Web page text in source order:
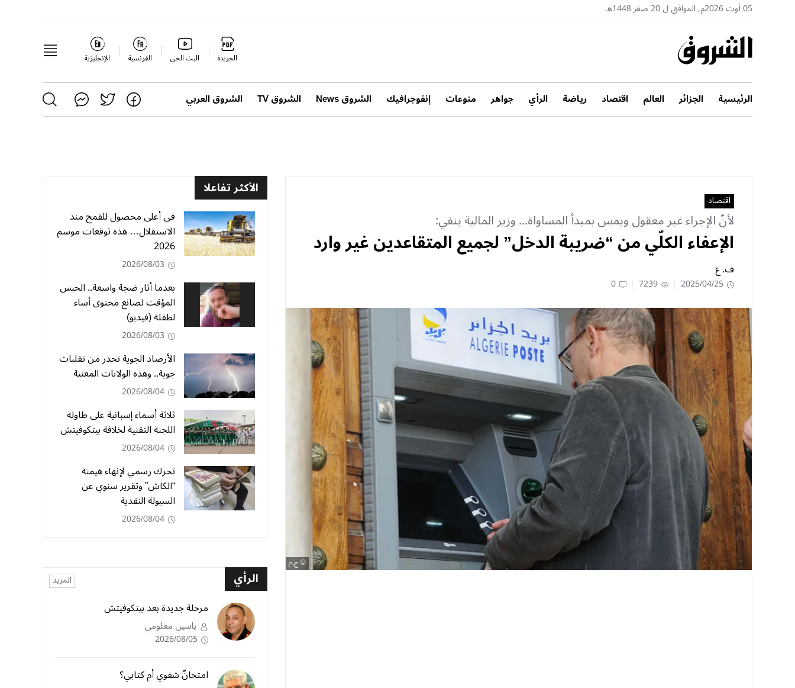
05 أوت 2026م, الموافق ل 20 صفر 1448هـ
الجريدة البث الحي الفرنسية الإنجليزية
الرئيسية الجزائر العالم اقتصاد رياضة الرأي جواهر منوعات إنفوجرافيك الشروق News الشروق TV الشروق العربي
اقتصاد
لأنّ الإجراء غير معقول ويمس بمبدأ المساواة... وزير المالية ينفي:
الإعفاء الكلّي من “ضريبة الدخل” لجميع المتقاعدين غير وارد
ف. ع
2025/04/25
7239
0
ح.م
الأكثر تفاعلا
في أعلى محصول للقمح منذ
الاستقلال… هذه توقعات موسم
2026
2026/08/03
بعدما أثار ضجة واسعة.. الحبس
المؤقت لصانع محتوى أساء
لطفلة (فيديو)
2026/08/03
الأرصاد الجوية تحذر من تقلبات
جوية.. وهذه الولايات المعنية
2026/08/04
ثلاثة أسماء إسبانية على طاولة
اللجنة التقنية لخلافة بيتكوفيتش
2026/08/04
تحرك رسمي لإنهاء هيمنة
“الكاش” وتقرير سنوي عن
السيولة النقدية
2026/08/04
الرأي المزيد
مرحلة جديدة بعد بيتكوفيتش
ياسين معلومي
2026/08/05
امتحانٌ شفوي أم كتابي؟